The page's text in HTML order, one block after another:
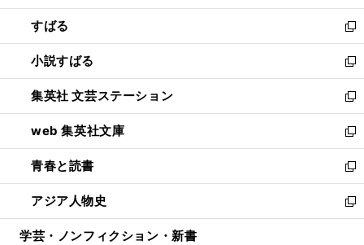
開
く
ウ
で
開
く
ン
ド
ウ
で
開
く
すばる
新
し
い
ウ
ィ
ン
ド
ウ
で
開
く
小説すばる
新
し
い
ウ
ィ
ン
ド
ウ
で
開
集英社 文芸ステーション
新
し
い
ウ
ィ
ン
ド
ウ
web 集英社文庫
新
し
い
ウ
ィ
ン
青春と読書
新
し
い
ウ
アジア人物史
新
し
学芸・ノンフィクション・新書